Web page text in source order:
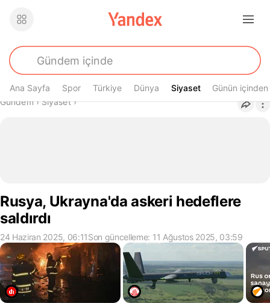
Ana Sayfa Spor Türkiye Dünya Siyaset
Siyaset Günün içinden
Buradasın
Gündem› Siyaset›
Rusya, Ukrayna'da askeri hedeflere
saldırdı
24 Haziran 2025, 06:11Son güncelleme: 11 Ağustos 2025, 03:59